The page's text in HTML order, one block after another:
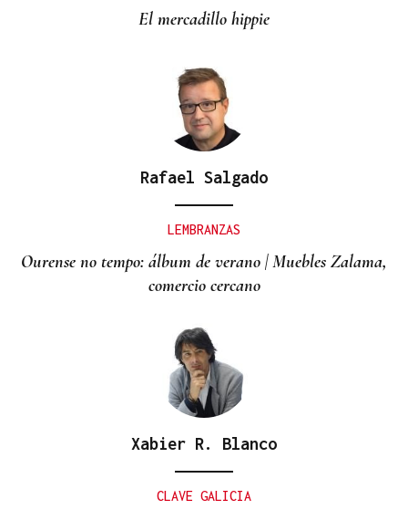
El mercadillo hippie
Rafael Salgado
LEMBRANZAS
Ourense no tempo: álbum de verano | Muebles Zalama,
comercio cercano
Xabier R. Blanco
CLAVE GALICIA